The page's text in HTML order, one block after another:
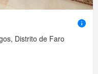
Distrito de Faro